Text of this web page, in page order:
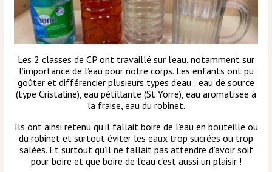
Les 2 classes de CP ont travaillé sur l’eau, notamment sur
l’importance de l’eau pour notre corps. Les enfants ont pu
goûter et différencier plusieurs types d’eau : eau de source
(type Cristaline), eau pétillante (St Yorre), eau aromatisée à
la fraise, eau du robinet.
Ils ont ainsi retenu qu’il fallait boire de l’eau en bouteille ou
du robinet et surtout éviter les eaux trop sucrées ou trop
salées. Et surtout qu’il ne fallait pas attendre d’avoir soif
pour boire et que boire de l’eau c’est aussi un plaisir !